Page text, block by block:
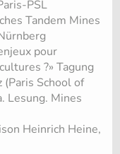
PSL
Tandem Mines
pour
?» Tagung
(Paris School of
Lesung. Mines
Heinrich Heine,